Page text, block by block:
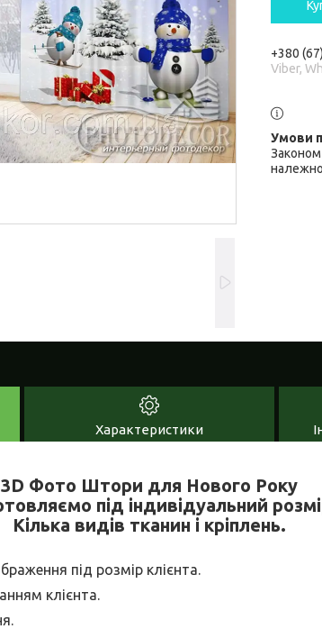
+380
Viber,
Характеристики
3D Фото Штори для Нового Року
під індивідуальний
Кілька видів тканин і кріплень.
під розмір клієнта.
клієнта.